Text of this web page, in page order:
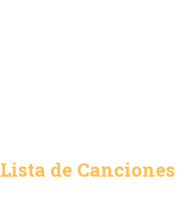
Lista de Canciones